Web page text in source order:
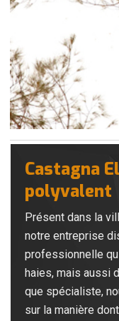
Castagna
polyvalent
Présent dans la
notre entreprise
professionnelle
haies, mais aussi
que spécialiste,
sur la manière